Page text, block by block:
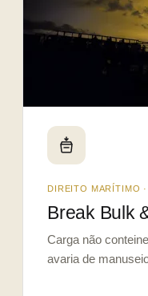
DIREITO MARÍTIMO
Break Bulk
Carga não
avaria de